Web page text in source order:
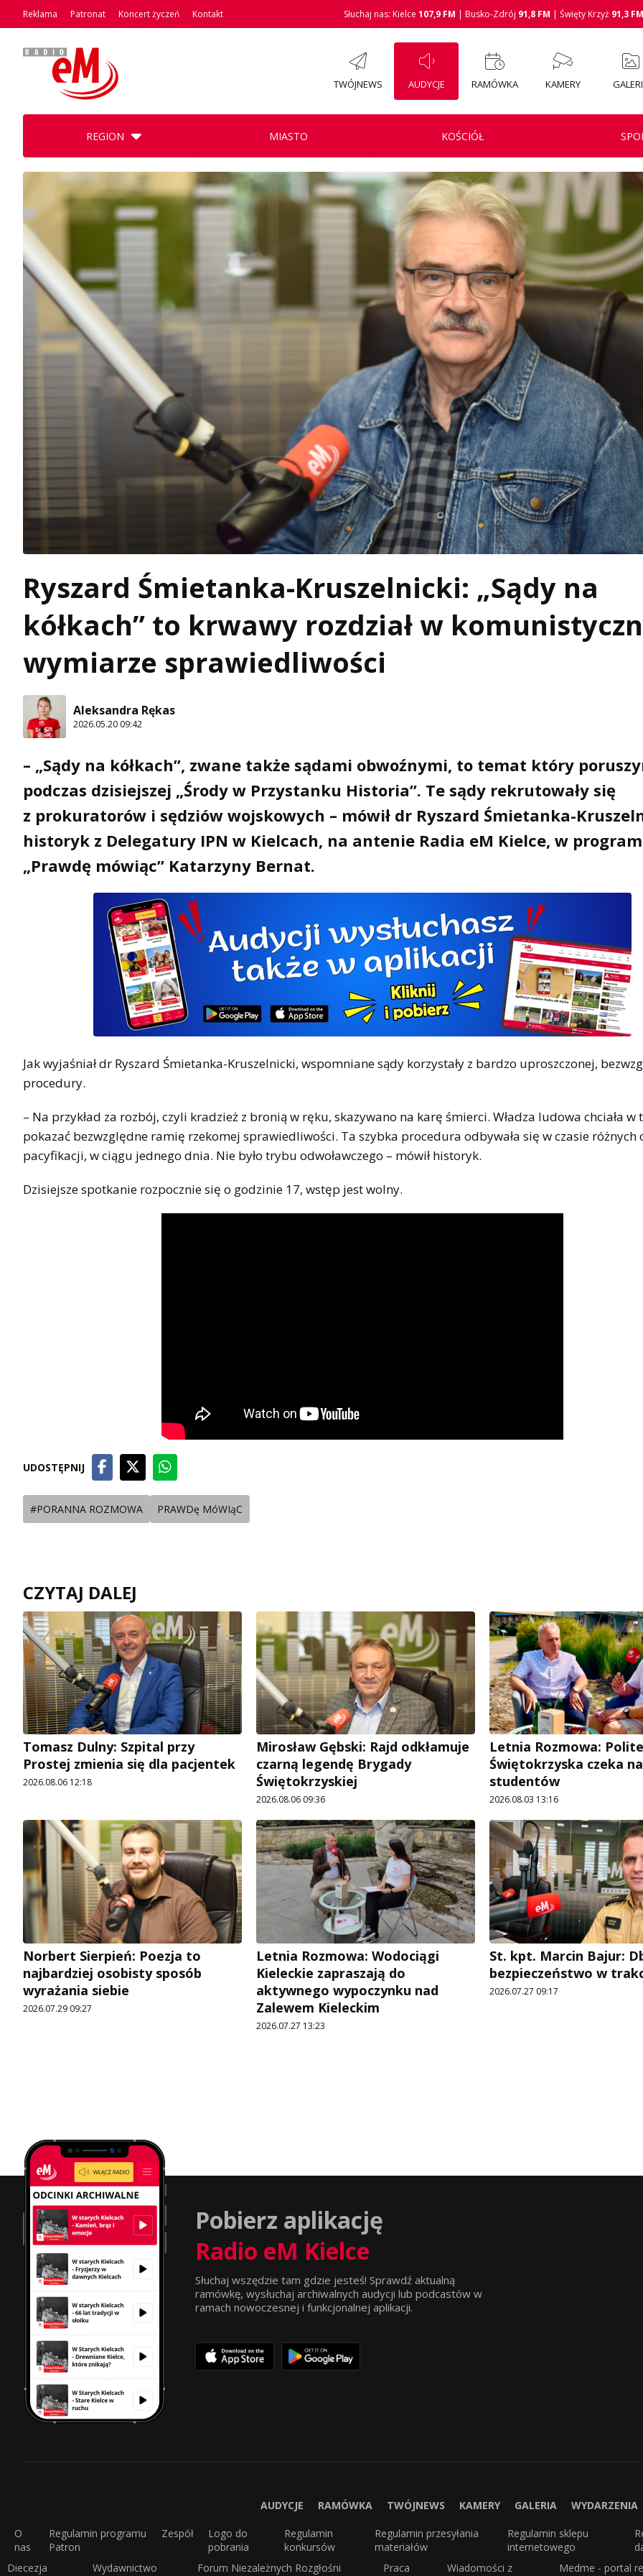
Reklama Patronat Koncert życzeń Kontakt Słuchaj nas: Kielce 107,9 FM | Busko-Zdrój 91,8 FM | Święty Krzyż 91,3 FM
TWÓJNEWS AUDYCJE RAMÓWKA KAMERY
REGION MIASTO KOŚCIÓŁ
Ryszard Śmietanka-Kruszelnicki: „Sądy na
kółkach” to krwawy rozdział w
wymiarze sprawiedliwości
Aleksandra Rękas
2026.05.20 09:42
– „Sądy na kółkach”, zwane także sądami obwoźnymi, to temat który
podczas dzisiejszej „Środy w Przystanku Historia”. Te sądy rekrutowały się
z prokuratorów i sędziów wojskowych – mówił dr Ryszard Śmietanka-
historyk z Delegatury IPN w Kielcach, na antenie Radia eM Kielce, w
„Prawdę mówiąc” Katarzyny Bernat.
Jak wyjaśniał dr Ryszard Śmietanka-Kruszelnicki, wspomniane sądy korzystały z bardzo uproszczonej,
procedury.
– Na przykład za rozbój, czyli kradzież z bronią w ręku, skazywano na karę śmierci. Władza ludowa chciała w
pokazać bezwzględne ramię rzekomej sprawiedliwości. Ta szybka procedura odbywała się w czasie różnych
pacyfikacji, w ciągu jednego dnia. Nie było trybu odwoławczego – mówił historyk.
Dzisiejsze spotkanie rozpocznie się o godzinie 17, wstęp jest wolny.
UDOSTĘPNIJ
#PORANNA ROZMOWA PRAWDę MóWIąC
CZYTAJ DALEJ
Tomasz Dulny: Szpital przy
Prostej zmienia się dla pacjentek
2026.08.06 12:18
Mirosław Gębski: Rajd odkłamuje
czarną legendę Brygady
Świętokrzyskiej
2026.08.06 09:36
Letnia Rozmowa:
Świętokrzyska czeka na
studentów
2026.08.03 13:16
Norbert Sierpień: Poezja to
najbardziej osobisty sposób
wyrażania siebie
2026.07.29 09:27
Letnia Rozmowa: Wodociągi
Kieleckie zapraszają do
aktywnego wypoczynku nad
Zalewem Kieleckim
2026.07.27 13:23
St. kpt. Marcin Bajur:
bezpieczeństwo w
2026.07.27 09:17
Pobierz aplikację
Radio eM Kielce
Słuchaj wszędzie tam gdzie jesteś! Sprawdź aktualną
ramówkę, wysłuchaj archiwalnych audycji lub podcastów w
ramach nowoczesnej i funkcjonalnej aplikacji.
AUDYCJE RAMÓWKA TWÓJNEWS KAMERY GALERIA WYDARZENIA
O
nas
Regulamin programu
Patron
Zespół
Logo do
pobrania
Regulamin
konkursów
Regulamin przesyłania
materiałów
Regulamin sklepu
internetowego
Diecezja
Wydawnictwo
Forum Niezależnych Rozgłośni
Praca
Wiadomości z
Medme - portal